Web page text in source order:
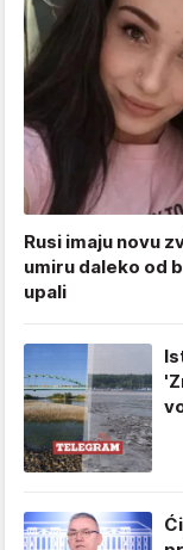
Rusi imaju novu
umiru daleko od
upali